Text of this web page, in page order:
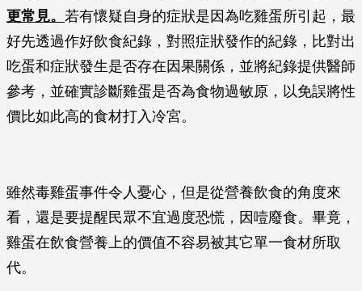
更常見。 若有懷疑自身的症狀是因為吃雞蛋所引起，最
好先透過作好飲食紀錄，對照症狀發作的紀錄，比對出
吃蛋和症狀發生是否存在因果關係，並將紀錄提供醫師
參考，並確實診斷雞蛋是否為食物過敏原，以免誤將性
價比如此高的食材打入冷宮。
雖然毒雞蛋事件令人憂心，但是從營養飲食的角度來
看，還是要提醒民眾不宜過度恐慌，因噎廢食。畢竟，
雞蛋在飲食營養上的價值不容易被其它單一食材所取
代。